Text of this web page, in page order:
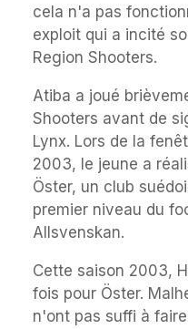
cela n'a pas
exploit qui a incité
Region Shooters.
Atiba a joué
Shooters avant de
Lynx. Lors de la
2003, le jeune a
Öster, un club
premier niveau du
Allsvenskan.
Cette saison 2003,
fois pour Öster.
n'ont pas suffi à